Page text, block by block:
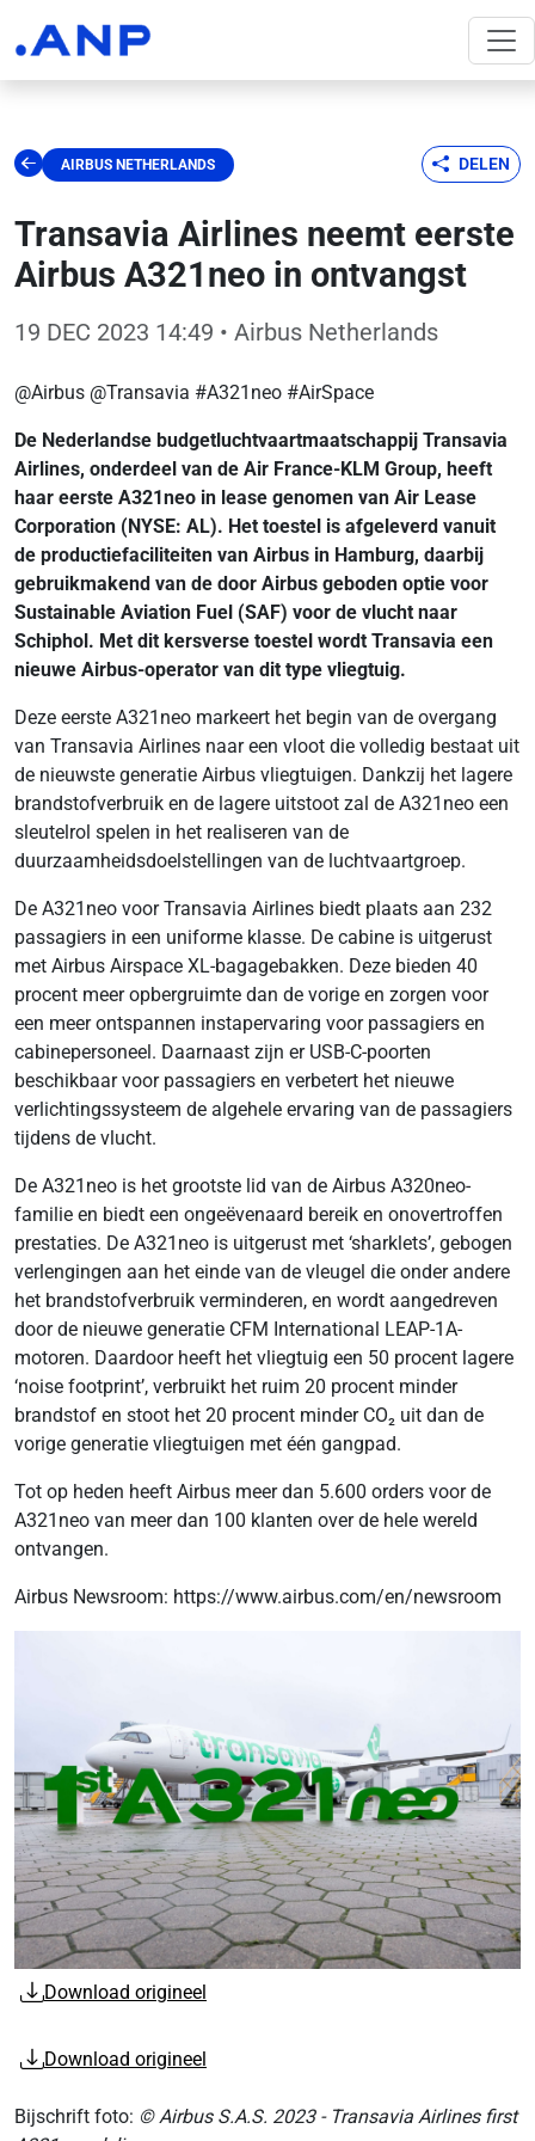
AIRBUS NETHERLANDS DELEN
Transavia Airlines neemt eerste
Airbus A321neo in ontvangst
19 DEC 2023 14:49 • Airbus Netherlands
@Airbus @Transavia #A321neo #AirSpace
De Nederlandse budgetluchtvaartmaatschappij Transavia
Airlines, onderdeel van de Air France-KLM Group, heeft
haar eerste A321neo in lease genomen van Air Lease
Corporation (NYSE: AL). Het toestel is afgeleverd vanuit
de productiefaciliteiten van Airbus in Hamburg, daarbij
gebruikmakend van de door Airbus geboden optie voor
Sustainable Aviation Fuel (SAF) voor de vlucht naar
Schiphol. Met dit kersverse toestel wordt Transavia een
nieuwe Airbus-operator van dit type vliegtuig.
Deze eerste A321neo markeert het begin van de overgang
van Transavia Airlines naar een vloot die volledig bestaat uit
de nieuwste generatie Airbus vliegtuigen. Dankzij het lagere
brandstofverbruik en de lagere uitstoot zal de A321neo een
sleutelrol spelen in het realiseren van de
duurzaamheidsdoelstellingen van de luchtvaartgroep.
De A321neo voor Transavia Airlines biedt plaats aan 232
passagiers in een uniforme klasse. De cabine is uitgerust
met Airbus Airspace XL-bagagebakken. Deze bieden 40
procent meer opbergruimte dan de vorige en zorgen voor
een meer ontspannen instapervaring voor passagiers en
cabinepersoneel. Daarnaast zijn er USB-C-poorten
beschikbaar voor passagiers en verbetert het nieuwe
verlichtingssysteem de algehele ervaring van de passagiers
tijdens de vlucht.
De A321neo is het grootste lid van de Airbus A320neo-
familie en biedt een ongeëvenaard bereik en onovertroffen
prestaties. De A321neo is uitgerust met ‘sharklets’, gebogen
verlengingen aan het einde van de vleugel die onder andere
het brandstofverbruik verminderen, en wordt aangedreven
door de nieuwe generatie CFM International LEAP-1A-
motoren. Daardoor heeft het vliegtuig een 50 procent lagere
‘noise footprint’, verbruikt het ruim 20 procent minder
brandstof en stoot het 20 procent minder CO₂ uit dan de
vorige generatie vliegtuigen met één gangpad.
Tot op heden heeft Airbus meer dan 5.600 orders voor de
A321neo van meer dan 100 klanten over de hele wereld
ontvangen.
Airbus Newsroom: https://www.airbus.com/en/newsroom
Download origineel
Download origineel
Bijschrift foto: © Airbus S.A.S. 2023 - Transavia Airlines first